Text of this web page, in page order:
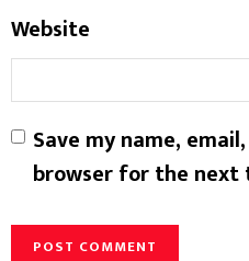
Website
Save my name,
browser for the next